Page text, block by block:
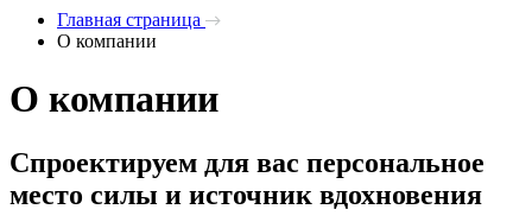
Главная страница
О компании
О компании
Спроектируем для вас персональное
место силы и источник вдохновения